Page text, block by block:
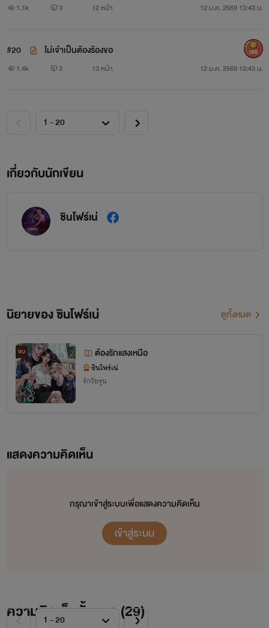
1.1k 3 12 หน้า 12 ม.ค. 2569 13:43 น.
#20 ไม่เจำเป็นต้องร้องขอ
1.4k 2 13 หน้า 12 ม.ค. 2569 13:43 น.
300
เกี่ยวกับนักเขียน
ซินโฟร์เน่
นิยายของ ซินโฟร์เน่ ดูทั้งหมด
จบ ต้องรักแสงเหนือ
ซินโฟร์เน่
รักวัยรุ่น
แสดงความคิดเห็น
กรุณาเข้าสู่ระบบเพื่อแสดงความคิดเห็น
เข้าสู่ระบบ
ความคิดเห็นทั้งหมด (29)